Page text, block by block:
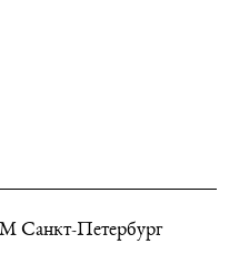
Санкт-Петербург